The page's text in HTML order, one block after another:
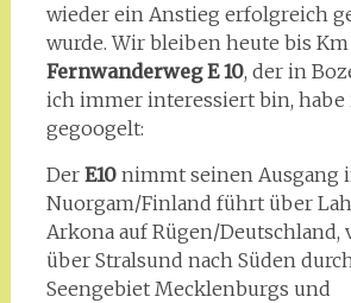
wieder ein Anstieg erfolgreich
wurde. Wir bleiben heute bis
Fernwanderweg E 10, der in
ich immer interessiert bin, habe
gegoogelt:
Der E10nimmt seinen Ausgang
Nuorgam/Finland führt über
Arkona auf Rügen/Deutschland,
über Stralsund nach Süden
Seengebiet Mecklenburgs und